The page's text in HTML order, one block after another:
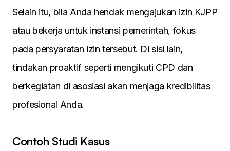
Selain itu, bila Anda hendak mengajukan izin KJPP
atau bekerja untuk instansi pemerintah, fokus
pada persyaratan izin tersebut. Di sisi lain,
tindakan proaktif seperti mengikuti CPD dan
berkegiatan di asosiasi akan menjaga kredibilitas
profesional Anda.
Contoh Studi Kasus